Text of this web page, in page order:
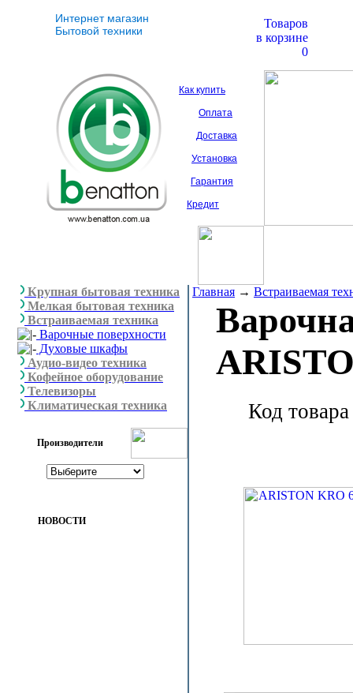
Интернет магазин
Бытовой техники
Товаров
в корзине
0
Как купить
Оплата
Доставка
Установка
Гарантия
Кредит
Крупная бытовая техника
Мелкая бытовая техника
Встраиваемая техника
Варочные поверхности
Духовые шкафы
Аудио-видео техника
Кофейное оборудование
Телевизоры
Климатическая техника
Производители
НОВОСТИ
Главная → Встраиваемая
Код